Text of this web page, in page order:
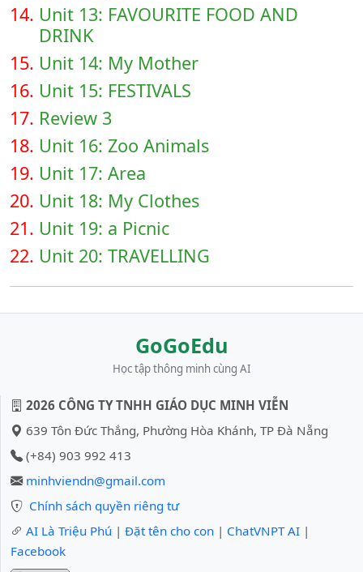
14. Unit 13: FAVOURITE FOOD AND
DRINK
15. Unit 14: My Mother
16. Unit 15: FESTIVALS
17. Review 3
18. Unit 16: Zoo Animals
19. Unit 17: Area
20. Unit 18: My Clothes
21. Unit 19: a Picnic
22. Unit 20: TRAVELLING
GoGoEdu
Học tập thông minh cùng AI
2026 CÔNG TY TNHH GIÁO DỤC MINH VIỄN
639 Tôn Đức Thắng, Phường Hòa Khánh, TP Đà Nẵng
(+84) 903 992 413
minhviendn@gmail.com
Chính sách quyền riêng tư
AI Là Triệu Phú | Đặt tên cho con | ChatVNPT AI |
Facebook